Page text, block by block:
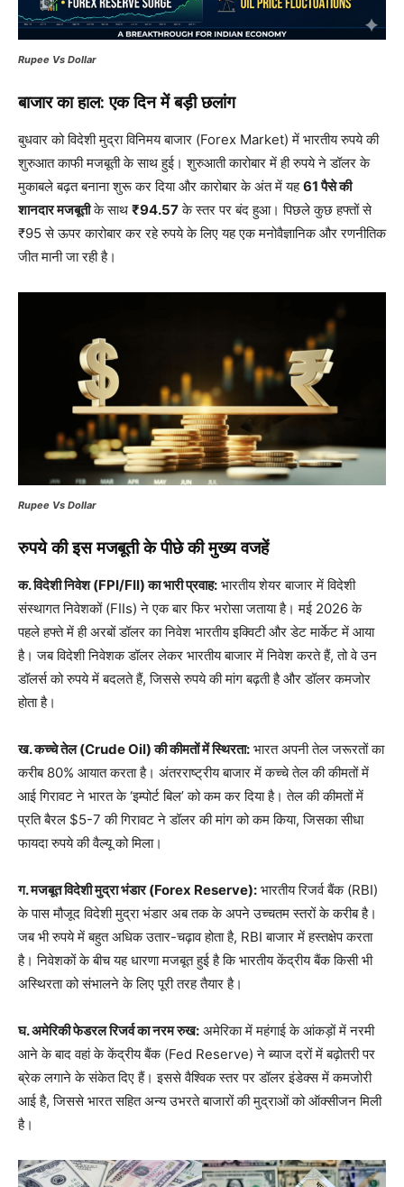
Rupee Vs Dollar
बाजार का हाल: एक दिन में बड़ी छलांग
बुधवार को विदेशी मुद्रा विनिमय बाजार (Forex Market) में भारतीय रुपये की
शुरुआत काफी मजबूती के साथ हुई। शुरुआती कारोबार में ही रुपये ने डॉलर के
मुकाबले बढ़त बनाना शुरू कर दिया और कारोबार के अंत में यह61 पैसे की
शानदार मजबूतीके साथ ₹94.57के स्तर पर बंद हुआ। पिछले कुछ हफ्तों से
₹95 से ऊपर कारोबार कर रहे रुपये के लिए यह एक मनोवैज्ञानिक और रणनीतिक
जीत मानी जा रही है।
Rupee Vs Dollar
रुपये की इस मजबूती के पीछे की मुख्य वजहें
क. विदेशी निवेश (FPI/FII) का भारी प्रवाह: भारतीय शेयर बाजार में विदेशी
संस्थागत निवेशकों (FIIs) ने एक बार फिर भरोसा जताया है। मई 2026 के
पहले हफ्ते में ही अरबों डॉलर का निवेश भारतीय इक्विटी और डेट मार्केट में आया
है। जब विदेशी निवेशक डॉलर लेकर भारतीय बाजार में निवेश करते हैं, तो वे उन
डॉलर्स को रुपये में बदलते हैं, जिससे रुपये की मांग बढ़ती है और डॉलर कमजोर
होता है।
ख. कच्चे तेल (Crude Oil) की कीमतों में स्थिरता: भारत अपनी तेल जरूरतों का
करीब 80% आयात करता है। अंतरराष्ट्रीय बाजार में कच्चे तेल की कीमतों में
आई गिरावट ने भारत के ‘इम्पोर्ट बिल’ को कम कर दिया है। तेल की कीमतों में
प्रति बैरल $5-7 की गिरावट ने डॉलर की मांग को कम किया, जिसका सीधा
फायदा रुपये की वैल्यू को मिला।
ग. मजबूत विदेशी मुद्रा भंडार (Forex Reserve): भारतीय रिजर्व बैंक (RBI)
के पास मौजूद विदेशी मुद्रा भंडार अब तक के अपने उच्चतम स्तरों के करीब है।
जब भी रुपये में बहुत अधिक उतार-चढ़ाव होता है, RBI बाजार में हस्तक्षेप करता
है। निवेशकों के बीच यह धारणा मजबूत हुई है कि भारतीय केंद्रीय बैंक किसी भी
अस्थिरता को संभालने के लिए पूरी तरह तैयार है।
घ. अमेरिकी फेडरल रिजर्व का नरम रुख: अमेरिका में महंगाई के आंकड़ों में नरमी
आने के बाद वहां के केंद्रीय बैंक (Fed Reserve) ने ब्याज दरों में बढ़ोतरी पर
ब्रेक लगाने के संकेत दिए हैं। इससे वैश्विक स्तर पर डॉलर इंडेक्स में कमजोरी
आई है, जिससे भारत सहित अन्य उभरते बाजारों की मुद्राओं को ऑक्सीजन मिली
है।